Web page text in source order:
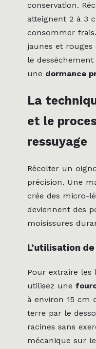
conservation.
atteignent 2 à 3
consommer frais.
jaunes et rouges
le
une dormance
La
et le
ressuyage
Récolter un
précision. Une
crée des micro-
deviennent des
moisissures
L’utilisation
Pour extraire les
utilisez une
à environ 15 cm
terre par le
racines sans
mécanique sur